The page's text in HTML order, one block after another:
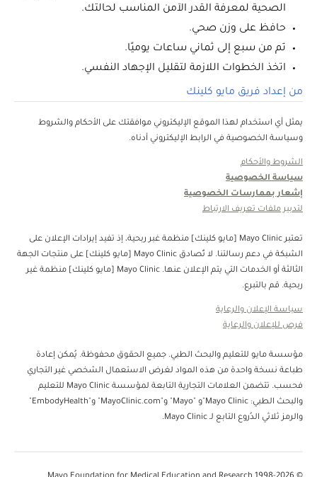
الصحية لمعرفة القدر الآمن المناسب لحالتك.
حافظ على وزن صحي.
نَم من سبع إلى ثماني ساعات يوميًا.
اتخذ الخطوات اللازمة لتقليل الإجهاد النفسي.
من إعداد فريق مايو كلينك
يمثل أي استخدام لهذا الموقع الإليكتروني موافقتك على الأحكام والشروط
وسياسة الخصوصية في الرابط الإليكتروني أدناه.
الشروط والأحكام
سياسة الخصوصية
إشعار بممارسات الخصوصية
لتدبير ملفات تعريف الارتباط
تعتبر Mayo Clinic [مايو كلينك] منظمة غبر ربحية، إذ تفيد إيرادات الإعلان على
الشبكة في دعم رسالتنا. لا تُصادق Mayo Clinic [مايو كلينك] على منتجات الجهة
الثالثة أو الخدمات التي يتم الإعلان عنها. Mayo Clinic [مايو كلينك] منظمة غير
ربحية. قم بالتبرع.
سياسة الإعلان والرعاية
فرص للإعلان والرعاية
مؤسسة مايو للتعليم والبحث الطبي. جميع الحقوق محفوظة. يُمكن إعادة
طباعة نسخة واحدة من هذه المواد لغرض الاستعمال الشخصي غير التجاري
فحسب. تتضمن العلامات التجارية التابعة لمؤسسة Mayo Clinic للتعليم
والبحث الطبي: Mayo Clinic"و "Mayo" و"MayoClinic.com" و"EmbodyHealth"
والرمز ثلاثي الدُروع التابع لـ Mayo Clinic.